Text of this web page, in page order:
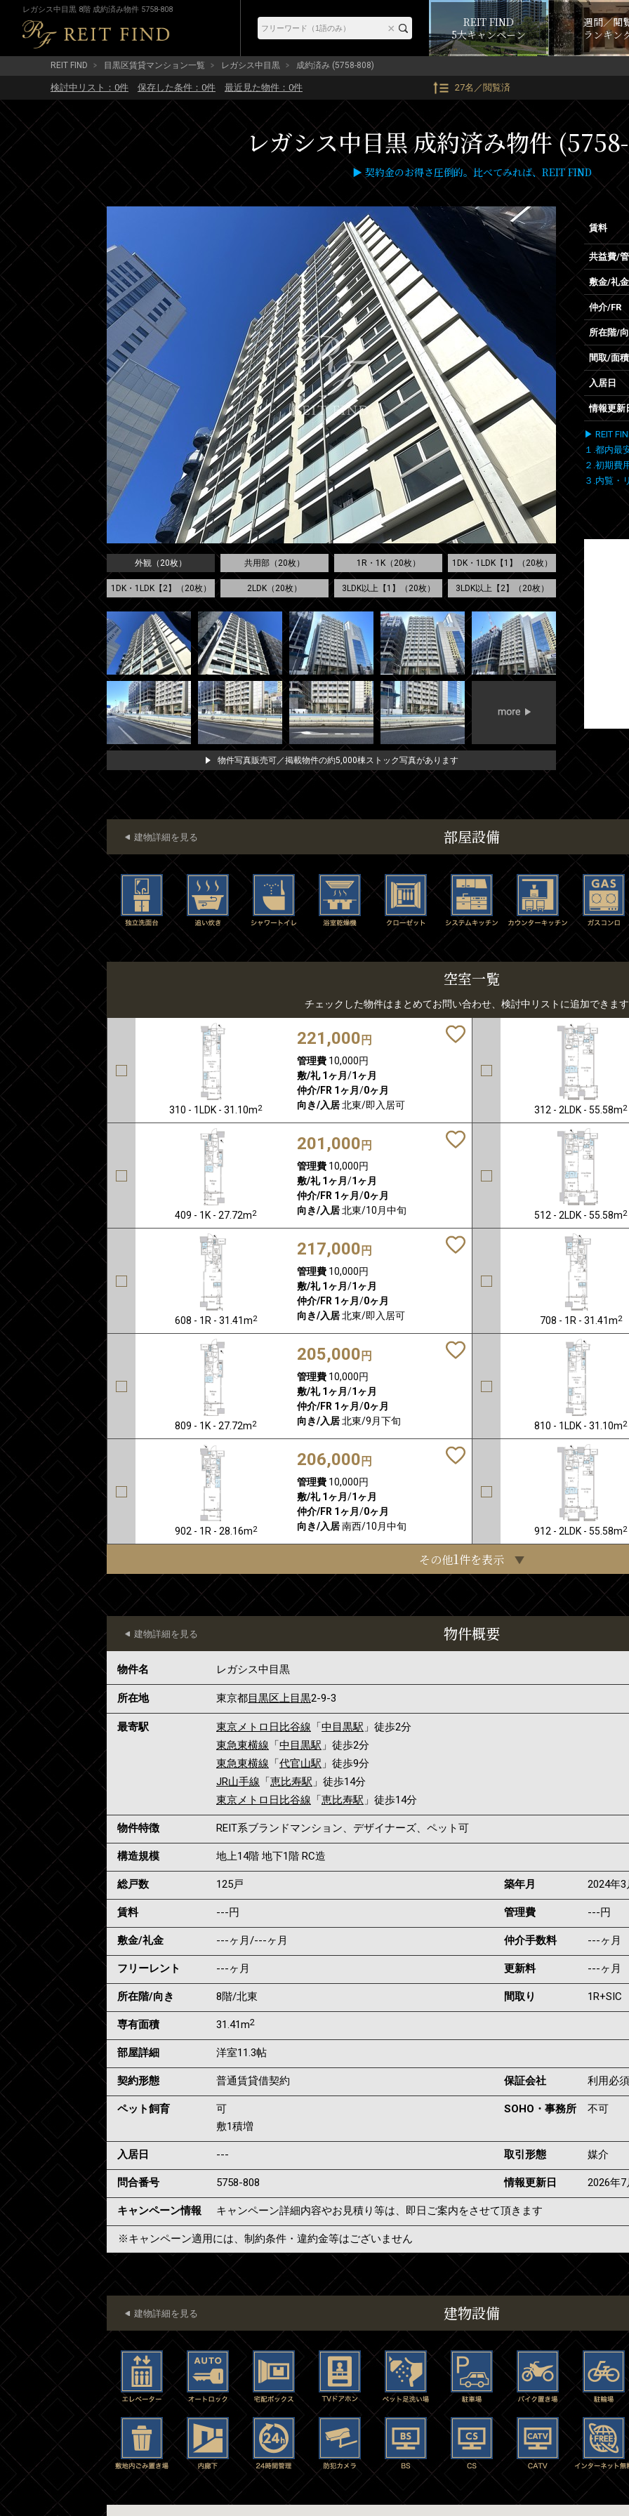
レガシス中目黒 8階 成約済み物件 5758-808
REIT FIND
5大キャンペーン
週間／閲
ランキン
REIT FIND 目黒区賃貸マンション一覧 レガシス中目黒 成約済み (5758-808)
検討中リスト： 0件 保存した条件： 0件 最近見た物件： 0件 27名／閲覧済
レガシス中目黒 成約済み物件
▶ 契約金のお得さ圧倒的。比べてみれば、REIT FIND
外観（20枚） 共用部（20枚） 1R・1K（20枚） 1DK・1LDK【1】（20枚）
1DK・1LDK【2】（20枚） 2LDK（20枚） 3LDK以上【1】（20枚） 3LDK以上【2】（20枚）
物件写真販売可／掲載物件の約5,000棟ストック写真があります
賃料
共益費/
敷金/礼金
仲介/FR
所在階/
間取/面積
入居日
情報更新
▶ REIT
１.都内最
２.初期費
３.内覧・
部屋設備
建物詳細を見る
空室一覧
チェックした物件はまとめてお問い合わせ、検討中リストに追加できま
310 - 1LDK - 31.10m2
221,000 円
管理費10,000円
敷/礼 1ヶ月 /1ヶ月
仲介/FR 1ヶ月 /0ヶ月
向き/入居北東/即入居可 312 - 2LDK - 55.58m2
409 - 1K - 27.72m2
201,000 円
管理費10,000円
敷/礼 1ヶ月 /1ヶ月
仲介/FR 1ヶ月 /0ヶ月
向き/入居北東/10月中旬 512 - 2LDK - 55.58m2
608 - 1R - 31.41m2
217,000 円
管理費10,000円
敷/礼 1ヶ月 /1ヶ月
仲介/FR 1ヶ月 /0ヶ月
向き/入居北東/即入居可 708 - 1R - 31.41m2
809 - 1K - 27.72m2
205,000 円
管理費10,000円
敷/礼 1ヶ月 /1ヶ月
仲介/FR 1ヶ月 /0ヶ月
向き/入居北東/9月下旬 810 - 1LDK - 31.10m2
902 - 1R - 28.16m2
206,000 円
管理費10,000円
敷/礼 1ヶ月 /1ヶ月
仲介/FR 1ヶ月 /0ヶ月
向き/入居南西/10月中旬 912 - 2LDK - 55.58m2
その他1件を表示
物件概要
建物詳細を見る
物件名 レガシス中目黒
所在地 東京都目黒区上目黒2-9-3
最寄駅 東京メトロ日比谷線 「中目黒駅 」徒歩2分
東急東横線 「中目黒駅 」徒歩2分
東急東横線 「代官山駅 」徒歩9分
JR山手線 「恵比寿駅 」徒歩14分
東京メトロ日比谷線 「恵比寿駅 」徒歩14分
物件特徴 REIT系ブランドマンション、デザイナーズ、ペット可
構造規模 地上14階 地下1階 RC造
総戸数 125戸 築年月 2024年3
賃料 ---円 管理費 ---円
敷金/礼金 ---ヶ月/---ヶ月 仲介手数料 ---ヶ月
フリーレント ---ヶ月 更新料 ---ヶ月
所在階/向き 8階/北東 間取り 1R+SIC
専有面積 31.41m2
部屋詳細 洋室11.3帖
契約形態 普通賃貸借契約 保証会社 利用必須
ペット飼育
可
敷1積増
SOHO・事務所 不可
入居日 --- 取引形態 媒介
問合番号 5758-808 情報更新日 2026年
キャンペーン情報 キャンペーン詳細内容やお見積り等は、即日ご案内をさせて頂きます
※キャンペーン適用には、制約条件・違約金等はございません
建物設備
建物詳細を見る